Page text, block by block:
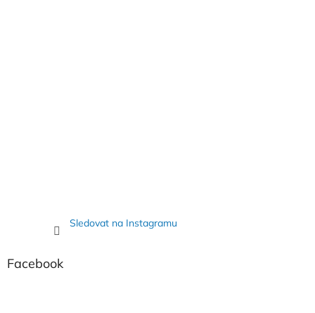
Sledovat na Instagramu
Facebook